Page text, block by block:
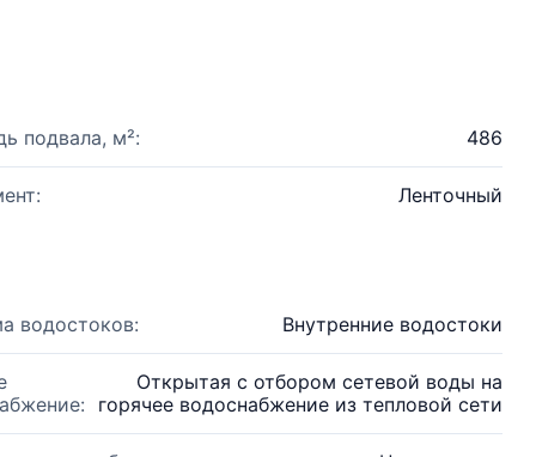
подвала, м²: 486
Ленточный
водостоков: Внутренние водостоки
Открытая с отбором сетевой воды на
горячее водоснабжение из тепловой сети